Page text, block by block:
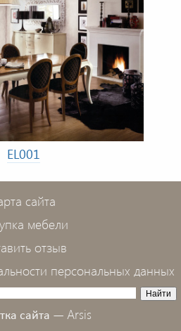
EL001
сайта
мебели
отзыв
персональных данных
сайта — Arsis